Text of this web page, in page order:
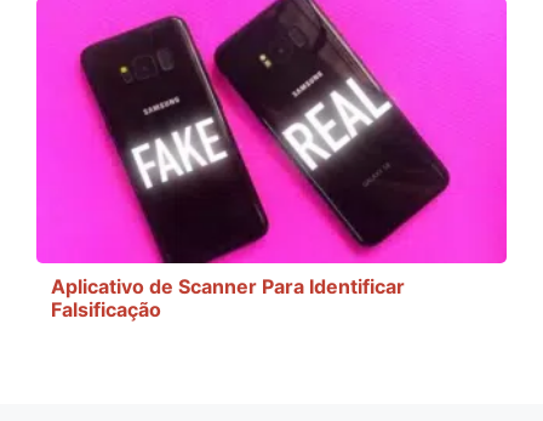
Aplicativo de Scanner Para Identificar
Falsificação